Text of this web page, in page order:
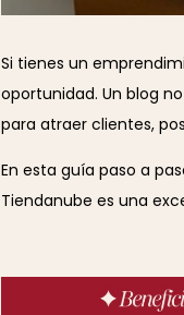
Si tienes un
oportunidad. Un blog
para atraer clientes,
En esta guía paso a
Tiendanube es una